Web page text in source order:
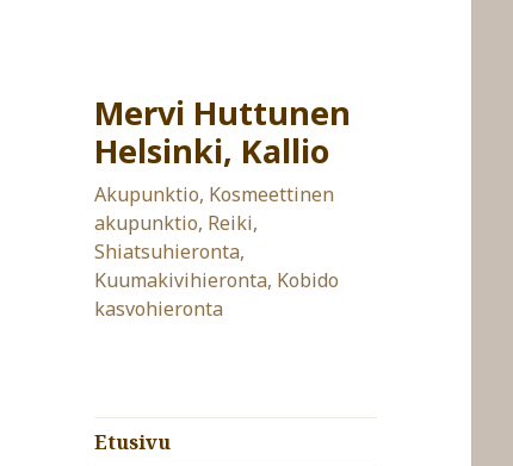
Mervi Huttunen
Helsinki, Kallio
Akupunktio, Kosmeettinen
akupunktio, Reiki,
Shiatsuhieronta,
Kuumakivihieronta, Kobido
kasvohieronta
Etusivu